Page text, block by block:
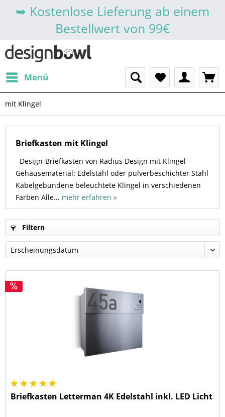
➥ Kostenlose Lieferung ab einem
Bestellwert von 99€
Menü
mit Klingel
Briefkasten mit Klingel
Design-Briefkasten von Radius Design mit Klingel
Gehäusematerial: Edelstahl oder pulverbeschichter Stahl
Kabelgebundene beleuchtete Klingel in verschiedenen
Farben Alle... mehr erfahren »
Filtern
Briefkasten Letterman 4K Edelstahl inkl. LED Licht